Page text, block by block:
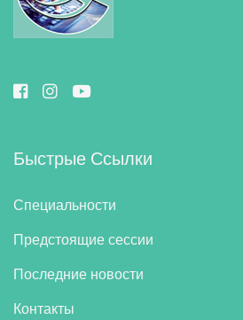
Быстрые Ссылки
Специальности
Предстоящие сессии
Последние новости
Контакты